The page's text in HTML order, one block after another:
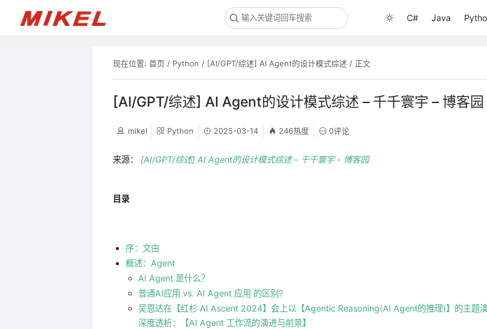
C# Java
现在位置: 首页 / Python / [AI/GPT/综述] AI Agent的设计模式综述 / 正文
[AI/GPT/综述] AI Agent的设计模式综述 – 千千寰宇 – 博客园
mikel Python 2025-03-14 246热度 0评论
来源： [AI/GPT/综述] AI Agent的设计模式综述 - 千千寰宇 - 博客园
目录
序：文由
概述：Agent
AI Agent 是什么？
普通AI应用 vs. AI Agent 应用 的区别?
吴恩达在【红杉 AI Ascent 2024】会上以【Agentic Reasoning(AI Agent的推理)】的主题
深度透析：【AI Agent 工作流的演进与前景】